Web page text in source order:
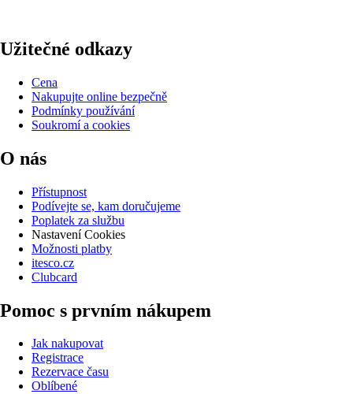
Užitečné odkazy
Cena
Nakupujte online bezpečně
Podmínky používání
Soukromí a cookies
O nás
Přístupnost
Podívejte se, kam doručujeme
Poplatek za službu
Nastavení Cookies
Možnosti platby
itesco.cz
Clubcard
Pomoc s prvním nákupem
Jak nakupovat
Registrace
Rezervace času
Oblíbené